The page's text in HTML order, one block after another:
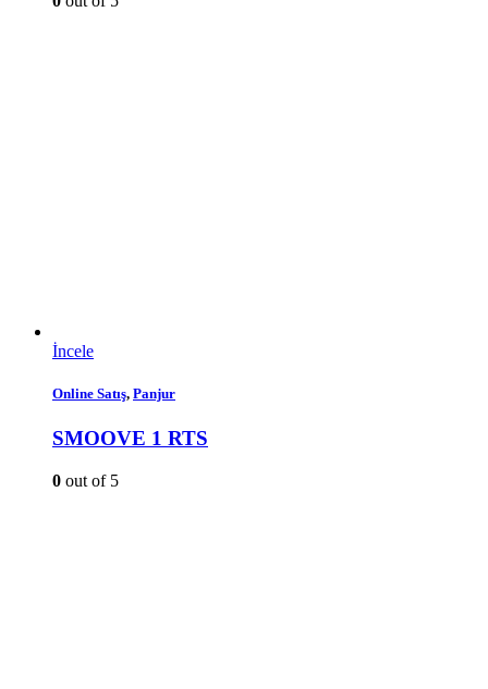
İncele
Online Satış, Panjur
SMOOVE 1 RTS
0 out of 5